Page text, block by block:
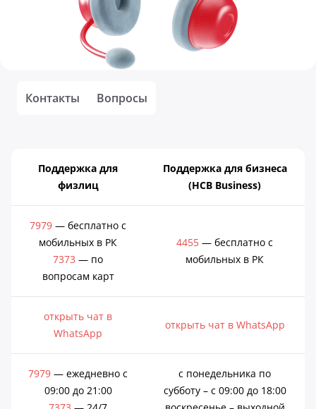
Контакты Вопросы
Поддержка для
физлиц
Поддержка для бизнеса
(HCB Business)
7979 — бесплатно с
мобильных в РК
7373 — по
вопросам карт
4455 — бесплатно с
мобильных в РК
открыть чат в
WhatsApp
открыть чат в WhatsApp
7979 — ежедневно с
09:00 до 21:00
с понедельника по
субботу – с 09:00 до 18:00